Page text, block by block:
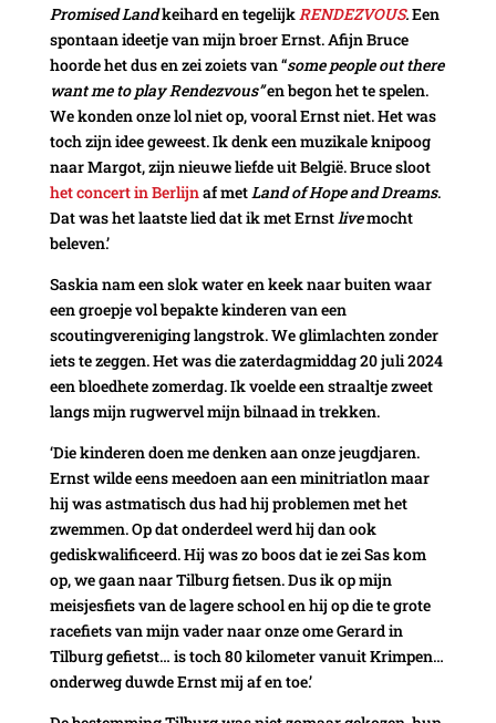
Promised Landkeihard en tegelijkRENDEZVOUS.Een
spontaan ideetje van mijn broer Ernst. Afijn Bruce
hoorde het dus en zei zoiets van “some people out there
want me to play Rendezvous”en begon het te spelen.
We konden onze lol niet op, vooral Ernst niet. Het was
toch zijn idee geweest. Ik denk een muzikale knipoog
naar Margot, zijn nieuwe liefde uit België. Bruce sloot
het concert in Berlijnaf metLand of Hope and Dreams.
Dat was het laatste lied dat ik met Ernstlivemocht
beleven.’
Saskia nam een slok water en keek naar buiten waar
een groepje vol bepakte kinderen van een
scoutingvereniging langstrok. We glimlachten zonder
iets te zeggen. Het was die zaterdagmiddag 20 juli 2024
een bloedhete zomerdag. Ik voelde een straaltje zweet
langs mijn rugwervel mijn bilnaad in trekken.
‘Die kinderen doen me denken aan onze jeugdjaren.
Ernst wilde eens meedoen aan een minitriatlon maar
hij was astmatisch dus had hij problemen met het
zwemmen. Op dat onderdeel werd hij dan ook
gediskwalificeerd. Hij was zo boos dat ie zei Sas kom
op, we gaan naar Tilburg fietsen. Dus ik op mijn
meisjesfiets van de lagere school en hij op die te grote
racefiets van mijn vader naar onze ome Gerard in
Tilburg gefietst… is toch 80 kilometer vanuit Krimpen…
onderweg duwde Ernst mij af en toe.’